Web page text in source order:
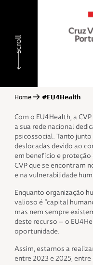
scroll
Home #EU4Health
Com o EU4Health, a
a sua rede nacional
psicossocial. Tanto
deslocadas devido ao
em benefício e
CVP que se encontram
e na vulnerabilidade
Enquanto organização
valioso é “capital
mas nem sempre
deste recurso – o
oportunidade.
Assim, estamos a
entre 2023 e 2025,